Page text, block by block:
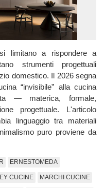
limitano a rispondere a
strumenti progettuali
domestico. Il 2026 segna
“invisibile” alla cucina
— materica, formale,
progettuale. L'articolo
linguaggio tra materiali
puro proviene da
ERNESTOMEDA
CUCINE MARCHI CUCINE